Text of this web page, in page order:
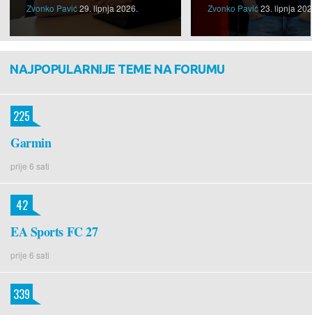
Zvonko Pavić29. lipnja 2026. Zvonko Pavić23. lipnja
NAJPOPULARNIJE TEME NA FORUMU
Garmin
prije 6 sati
225
EA Sports FC 27
prije 6 sati
42
339